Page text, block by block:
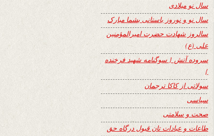
سال نو میلادی
سال نو و نوروز باستانی بشما مبارک
سالروز شهادت حضرت امیرالمؤمنین
علی (ع)
سروده آتش { سوگنامه شهید فرخنده
}
سولاتی از کاکا ترجمان
سیاسی
صحت و سلامتی
طاعات و عبادات تان قبول درگاه حق